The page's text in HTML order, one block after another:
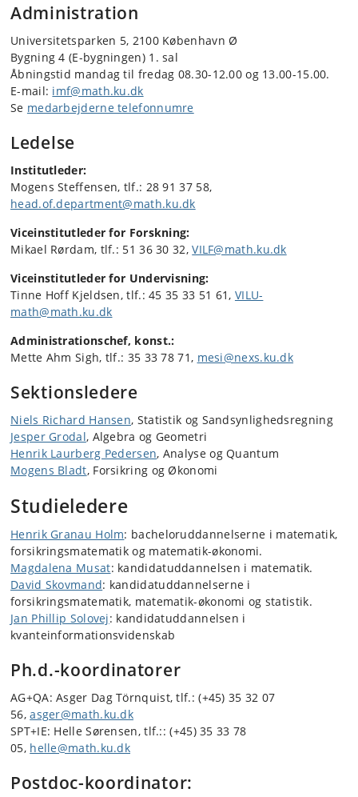
Administration
Universitetsparken 5, 2100 København Ø
Bygning 4 (E-bygningen) 1. sal
Åbningstid mandag til fredag 08.30-12.00 og 13.00-15.00.
E-mail: imf@math.ku.dk
Se medarbejderne telefonnumre
Ledelse
Institutleder:
Mogens Steffensen, tlf.: 28 91 37 58,
head.of.department@math.ku.dk
Viceinstitutleder for Forskning:
Mikael Rørdam, tlf.: 51 36 30 32,VILF@math.ku.dk
Viceinstitutleder for Undervisning:
Tinne Hoff Kjeldsen, tlf.: 45 35 33 51 61, VILU-
math@math.ku.dk
Administrationschef, konst.:
Mette Ahm Sigh, tlf.: 35 33 78 71, mesi@nexs.ku.dk
Sektionsledere
Niels Richard Hansen, Statistik og Sandsynlighedsregning
Jesper Grodal, Algebra og Geometri
Henrik Laurberg Pedersen, Analyse og Quantum
Mogens Bladt, Forsikring og Økonomi
Studieledere
Henrik Granau Holm: bacheloruddannelserne i matematik,
forsikringsmatematik og matematik-økonomi.
Magdalena Musat: kandidatuddannelsen i matematik.
David Skovmand: kandidatuddannelserne i
forsikringsmatematik, matematik-økonomi og statistik.
Jan Phillip Solovej: kandidatuddannelsen i
kvanteinformationsvidenskab
Ph.d.-koordinatorer
AG+QA: Asger Dag Törnquist, tlf.: (+45) 35 32 07
56,asger@math.ku.d​k
SPT+IE: Helle Sørensen, tlf.:: (+45) 35 33 78
05, helle@math.ku.dk
Postdoc-koordinator: